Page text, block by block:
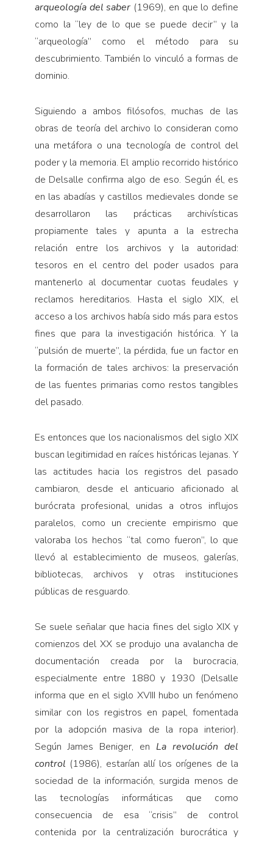
arqueología del saber (1969), en que lo define
como la “ley de lo que se puede decir” y la
“arqueología” como el método para su
descubrimiento. También lo vinculó a formas de
dominio.
Siguiendo a ambos filósofos, muchas de las
obras de teoría del archivo lo consideran como
una metáfora o una tecnología de control del
poder y la memoria. El amplio recorrido histórico
de Delsalle confirma algo de eso. Según él, es
en las abadías y castillos medievales donde se
desarrollaron las prácticas archivísticas
propiamente tales y apunta a la estrecha
relación entre los archivos y la autoridad:
tesoros en el centro del poder usados para
mantenerlo al documentar cuotas feudales y
reclamos hereditarios. Hasta el siglo XIX, el
acceso a los archivos había sido más para estos
fines que para la investigación histórica. Y la
“pulsión de muerte”, la pérdida, fue un factor en
la formación de tales archivos: la preservación
de las fuentes primarias como restos tangibles
del pasado.
Es entonces que los nacionalismos del siglo XIX
buscan legitimidad en raíces históricas lejanas. Y
las actitudes hacia los registros del pasado
cambiaron, desde el anticuario aficionado al
burócrata profesional, unidas a otros influjos
paralelos, como un creciente empirismo que
valoraba los hechos “tal como fueron”, lo que
llevó al establecimiento de museos, galerías,
bibliotecas, archivos y otras instituciones
públicas de resguardo.
Se suele señalar que hacia fines del siglo XIX y
comienzos del XX se produjo una avalancha de
documentación creada por la burocracia,
especialmente entre 1880 y 1930 (Delsalle
informa que en el siglo XVIII hubo un fenómeno
similar con los registros en papel, fomentada
por la adopción masiva de la ropa interior).
Según James Beniger, en La revolución del
control (1986), estarían allí los orígenes de la
sociedad de la información, surgida menos de
las tecnologías informáticas que como
consecuencia de esa “crisis” de control
contenida por la centralización burocrática y